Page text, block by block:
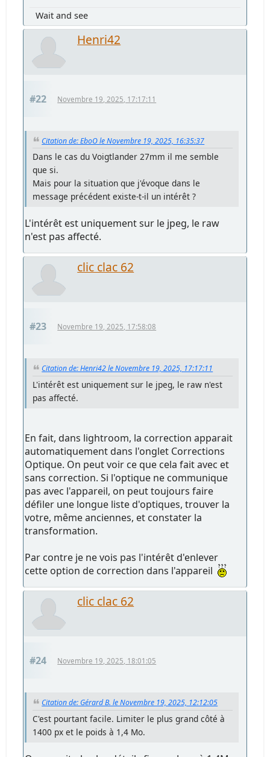
Wait and see
Henri42
#22 Novembre 19, 2025, 17:17:11
Citation de: EboO le Novembre 19, 2025, 16:35:37
Dans le cas du Voigtlander 27mm il me semble
que si.
Mais pour la situation que j'évoque dans le
message précédent existe-t-il un intérêt ?
L'intérêt est uniquement sur le jpeg, le raw
n'est pas affecté.
clic clac 62
#23 Novembre 19, 2025, 17:58:08
Citation de: Henri42 le Novembre 19, 2025, 17:17:11
L'intérêt est uniquement sur le jpeg, le raw n'est
pas affecté.
En fait, dans lightroom, la correction apparait
automatiquement dans l'onglet Corrections
Optique. On peut voir ce que cela fait avec et
sans correction. Si l'optique ne communique
pas avec l'appareil, on peut toujours faire
défiler une longue liste d'optiques, trouver la
votre, même anciennes, et constater la
transformation.
Par contre je ne vois pas l'intérêt d'enlever
cette option de correction dans l'appareil
clic clac 62
#24 Novembre 19, 2025, 18:01:05
Citation de: Gérard B. le Novembre 19, 2025, 12:12:05
C'est pourtant facile. Limiter le plus grand côté à
1400 px et le poids à 1,4 Mo.